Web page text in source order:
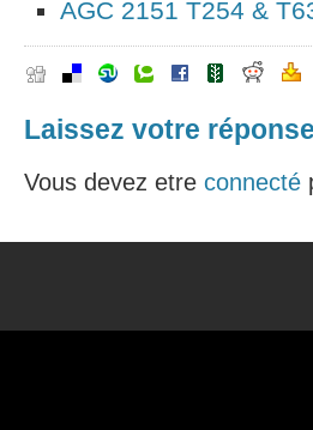
AGC 2151 T254 &
Laissez votre
Vous devez etre connecté